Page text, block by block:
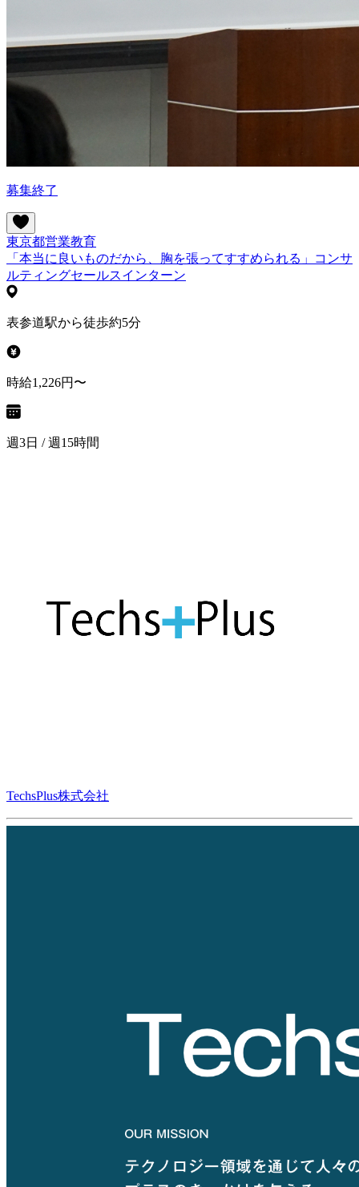
募集終了
東京都営業教育
「本当に良いものだから、胸を張ってすすめられる」コンサ
ルティングセールスインターン
表参道駅から徒歩約5分
時給1,226円〜
週3日 / 週15時間
TechsPlus株式会社